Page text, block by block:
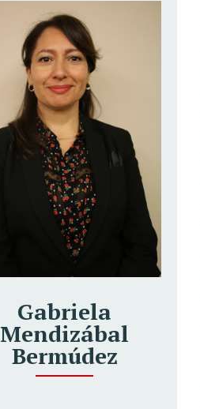
Gabriela
Mendizábal
Bermúdez